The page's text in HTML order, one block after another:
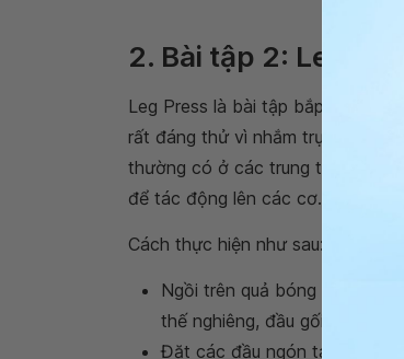
2. Bài tập 2: Leg
Leg Press là bài tập bắp đùi và
rất đáng thử vì nhắm trực tiếp vào
thường có ở các trung tâm thể
để tác động lên các cơ.
Cách thực hiện như sau:
Ngồi trên quả bóng và từ từ
thế nghiêng, đầu gối cong.
Đặt các đầu ngón tay trên